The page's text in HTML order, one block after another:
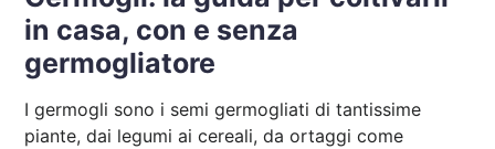
in casa, con e senza
germogliatore
I germogli sono i semi germogliati di tantissime
piante, dai legumi ai cereali, da ortaggi come